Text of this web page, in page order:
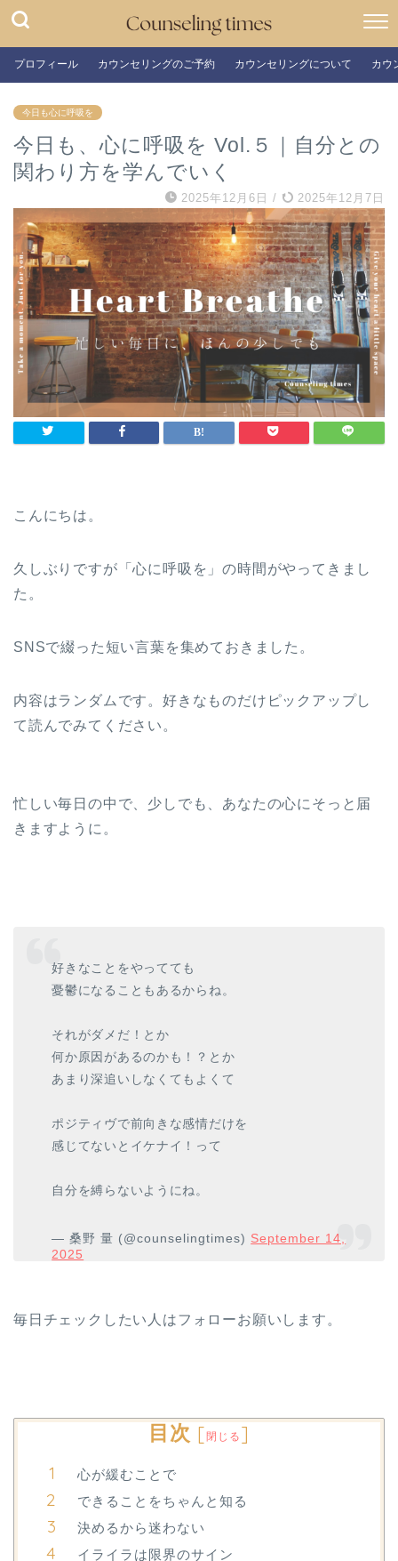
プロフィール カウンセリングのご予約 カウンセリングについて カウ
今日も心に呼吸を
今日も、心に呼吸を Vol.５｜自分との
関わり方を学んでいく
2025年12月6日 / 2025年12月7日
こんにちは。
久しぶりですが「心に呼吸を」の時間がやってきまし
た。
SNSで綴った短い言葉を集めておきました。
内容はランダムです。好きなものだけピックアップし
て読んでみてください。
忙しい毎日の中で、少しでも、あなたの心にそっと届
きますように。
好きなことをやってても
憂鬱になることもあるからね。
それがダメだ！とか
何か原因があるのかも！？とか
あまり深追いしなくてもよくて
ポジティヴで前向きな感情だけを
感じてないとイケナイ！って
自分を縛らないようにね。
— 桑野 量 (@counselingtimes) September 14,
2025
毎日チェックしたい人はフォローお願いします。
目次 [ 閉じる ]
心が緩むことで
できることをちゃんと知る
決めるから迷わない
イライラは限界のサイン